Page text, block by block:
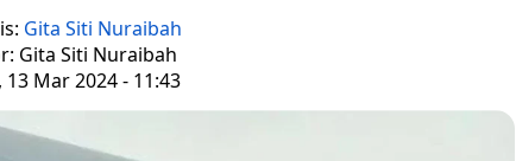
Gita Siti Nuraibah
Gita Siti Nuraibah
13 Mar 2024 - 11:43